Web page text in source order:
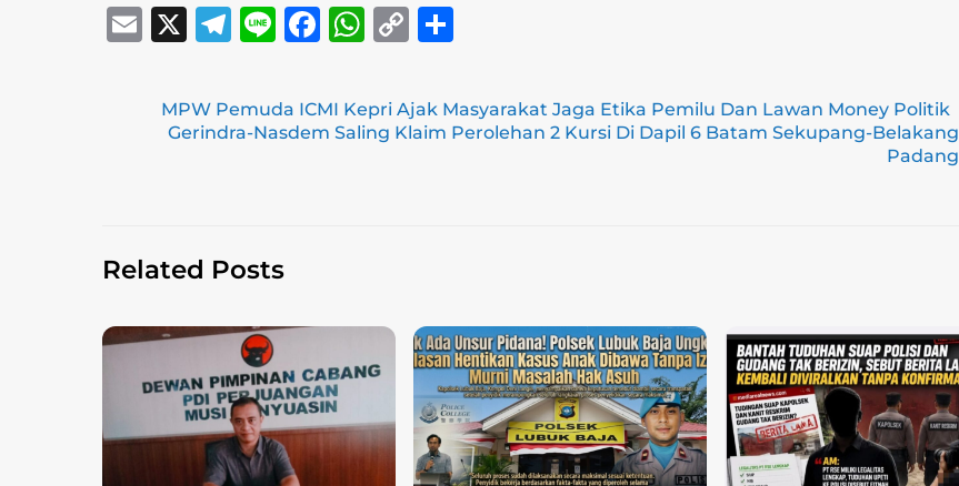
E
ai
X
T
e
gr
Li
e
F
c
e
W
at
s
C
p
y
ar
e
MPW Pemuda ICMI Kepri Ajak Masyarakat Jaga Etika Pemilu Dan Lawan Money Politik
Gerindra-Nasdem Saling Klaim Perolehan 2 Kursi Di Dapil 6 Batam Sekupang-Belakang
Padang
Related Posts